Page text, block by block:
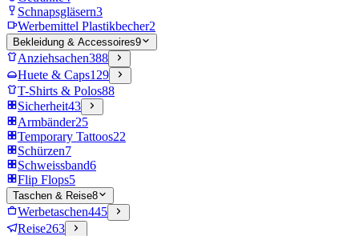
Schnapsgläsern3
Werbemittel Plastikbecher2
Bekleidung & Accessoires9
Anziehsachen388
Huete & Caps129
T-Shirts & Polos88
Sicherheit43
Armbänder25
Temporary Tattoos22
Schürzen7
Schweissband6
Flip Flops5
Taschen & Reise8
Werbetaschen445
Reise263